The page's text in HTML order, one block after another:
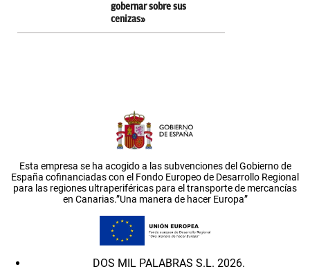
gobernar sobre sus
cenizas»
Esta empresa se ha acogido a las subvenciones del Gobierno de
España cofinanciadas con el Fondo Europeo de Desarrollo Regional
para las regiones ultraperiféricas para el transporte de mercancías
en Canarias.”Una manera de hacer Europa”
DOS MIL PALABRAS S.L. 2026.